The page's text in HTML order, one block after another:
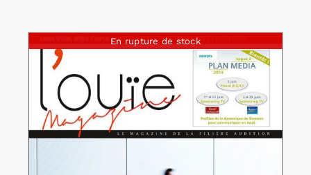
En rupture de stock